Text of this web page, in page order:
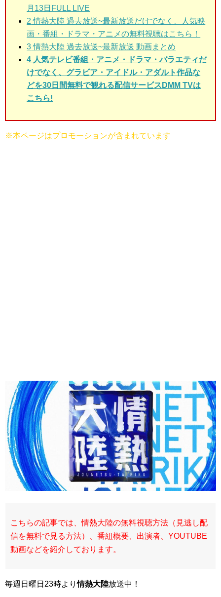
月13日FULL LIVE
2 情熱大陸 過去放送~最新放送だけでなく、人気映
画・番組・ドラマ・アニメの無料視聴はこちら！
3情熱大陸 過去放送~最新放送 動画まとめ
4 人気テレビ番組・アニメ・ドラマ・バラエティだ
けでなく、グラビア・アイドル・アダルト作品な
どを30日間無料で観れる配信サービスDMM TVは
こちら!
※本ページはプロモーションが含まれています
こちらの記事では、情熱大陸の無料視聴方法（見逃し配
信を無料で見る方法）、番組概要、出演者、YOUTUBE
動画などを紹介しております。
毎週日曜日23時より情熱大陸放送中！